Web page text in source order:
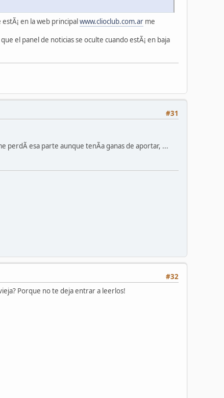
en la web principalwww.clioclub.com.ar me
el panel de noticias se oculte cuando estÃ¡ en baja
#31
perdÃ­ esa parte aunque tenÃ­a ganas de aportar, ...
#32
Porque no te deja entrar a leerlos!